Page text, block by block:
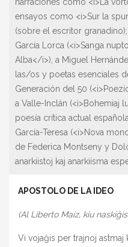
ensayos como <i>Sur la
(sobre el escritor
García Lorca (<i>Sanga
Alba</i>), a Miguel
las/os y poetas esenciales
Generación del 50
a Valle-Inclán (<i>Bohemiaj
poesía crítica actual
García-Teresa (<i>Nova
de Federica Montseny y
anarkiistoj kaj anarkiisma
APOSTOLO DE LA IDEO
(Al Liberto Maíz, kiu
Vi vojaĝis per trajnoj astmaj